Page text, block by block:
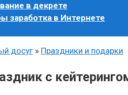
в декрете
заработка в Интернете
досуг » Праздники и подарки
с